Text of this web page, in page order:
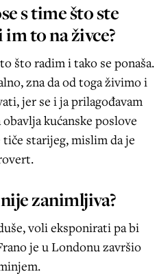
s time što ste
to na živce?
što radim i tako se ponaša.
zna da od toga živimo i
jer se i ja prilagođavam
kućanske poslove
tiče starijeg, mislim da je
zanimljiva?
voli eksponirati pa bi
je u Londonu završio